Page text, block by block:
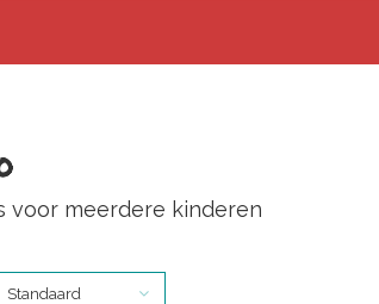
voor meerdere kinderen
Standaard